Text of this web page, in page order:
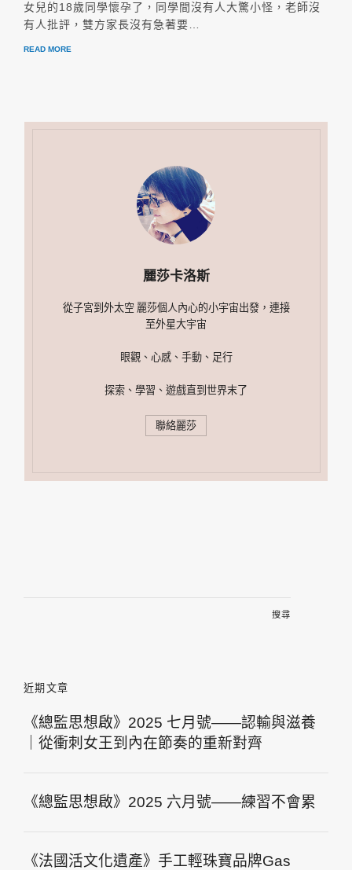
女兒的18歲同學懷孕了，同學間沒有人大驚小怪，老師沒
有人批評，雙方家長沒有急著要…
READ MORE
麗莎卡洛斯
從子宮到外太空 麗莎個人內心的小宇宙出發，連接
至外星大宇宙
眼觀、心感、手動、足行
探索、學習、遊戲直到世界末了
聯絡麗莎
近期文章
《總監思想啟》2025 七月號——認輸與滋養
｜從衝刺女王到內在節奏的重新對齊
《總監思想啟》2025 六月號——練習不會累
《法國活文化遺產》手工輕珠寶品牌Gas